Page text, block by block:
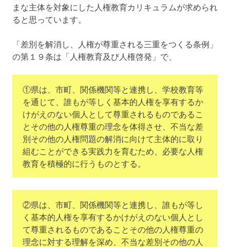
まな主体を対象にした人権教育カリキュラムが求められ
ると思っています。
「差別を解消し、人権が尊重される三重をつくる条例」
の第１９条は「人権教育及び人権啓発」で、
①県は、市町、関係機関等と連携し、学校教育等
を通じて、誰もが等しく基本的人権を享有するか
けがえのない個人として尊重されるものであるこ
とその他の人権尊重の理念を体得させ、不当な差
別その他の人権問題の解消に向けて主体的に取り
組むことができる実践力を育むため、必要な人権
教育を積極的に行うものとする。
②県は、市町、関係機関等と連携し、誰もが等し
く基本的人権を享有するかけがえのない個人とし
て尊重されるものであることその他の人権尊重の
理念に対する理解を深め、不当な差別その他の人